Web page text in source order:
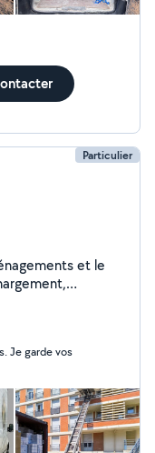
Particulier
et des objets
:
lourdes.
en toute
Je garde vos